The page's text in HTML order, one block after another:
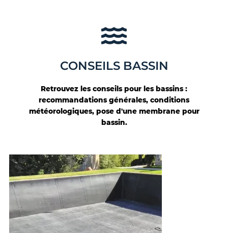
CONSEILS BASSIN
Retrouvez les conseils pour les bassins :
recommandations générales, conditions
météorologiques, pose d'une membrane pour
bassin.